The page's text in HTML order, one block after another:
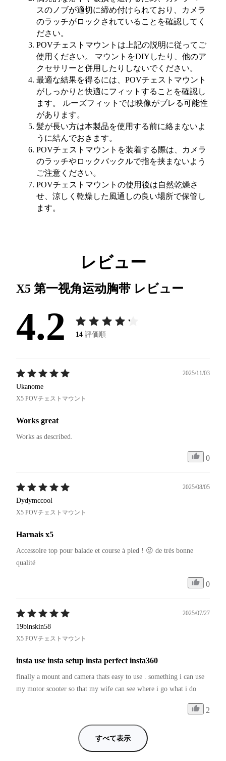
スのノブが適切に締め付けられており、カメラ
のラッチがロックされていることを確認してく
ださい。
POVチェストマウントは上記の説明に従ってご
使用ください。 マウントをDIYしたり、他のア
クセサリーと併用したりしないでください。
最適な結果を得るには、POVチェストマウント
がしっかりと快適にフィットすることを確認し
ます。 ルーズフィットでは映像がブレる可能性
があります。
髪が長い方は本製品を使用する前に絡まないよ
うに結んでおきます。
POVチェストマウントを装着する際は、カメラ
のラッチやロックバックルで指を挟まないよう
ご注意ください。
POVチェストマウントの使用後は自然乾燥さ
せ、涼しく乾燥した風通しの良い場所で保管し
ます。
レビュー
X5 第一视角运动胸带 レビュー
4.2 14 評価順
2025/11/03
Ukanome
X5 POVチェストマウント
Works great
Works as described.
0
2025/08/05
Dydymccool
X5 POVチェストマウント
Harnais x5
Accessoire top pour balade et course à pied ! 😜 de très bonne
qualité
0
2025/07/27
19binskin58
X5 POVチェストマウント
insta use insta setup insta perfect insta360
finally a mount and camera thats easy to use . something i can use
my motor scooter so that my wife can see where i go what i do
2
すべて表示